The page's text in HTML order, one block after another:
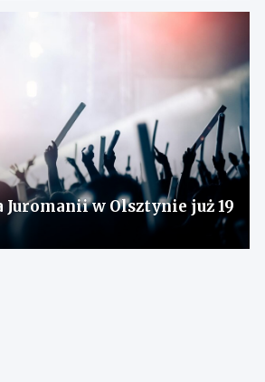
Juromanii w Olsztynie już 19